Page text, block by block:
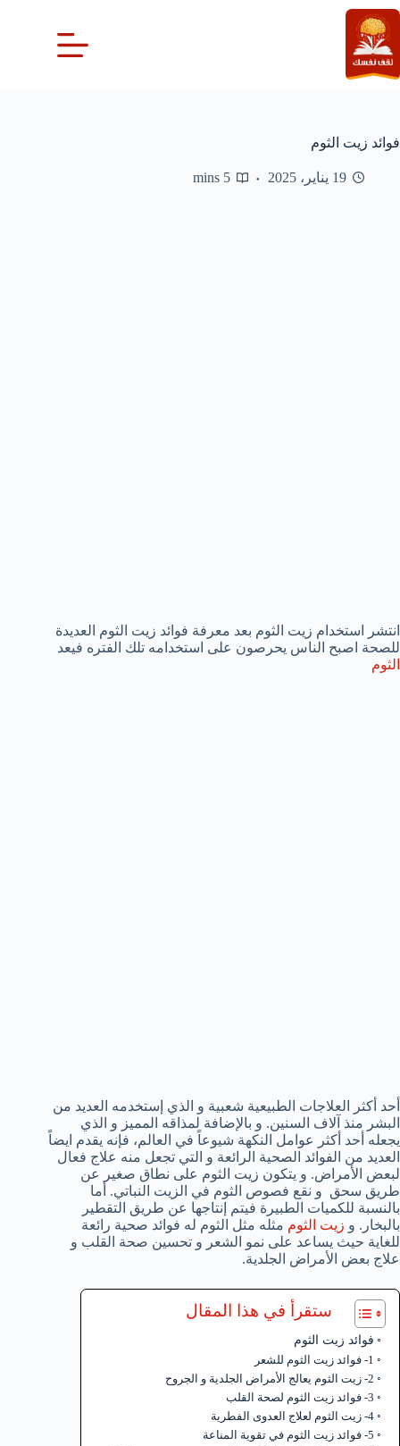
التجاوز
إلى
المحتوى
فوائد زيت الثوم
19 يناير، 2025 5 mins
انتشر استخدام زيت الثوم بعد معرفة فوائد زيت الثوم العديدة
للصحة اصبح الناس يحرصون على استخدامه تلك الفتره فيعد
الثوم
أحد أكثر العلاجات الطبيعية شعبية و الذي إستخدمه العديد من
البشر منذ آلاف السنين. و بالإضافة لمذاقه المميز و الذي
يجعله أحد أكثر عوامل النكهة شيوعاً في العالم، فإنه يقدم ايضاً
العديد من الفوائد الصحية الرائعة و التي تجعل منه علاج فعال
لبعض الأمراض. و يتكون زيت الثوم على نطاق صغير عن
طريق سحق و نقع فصوص الثوم في الزيت النباتي. أما
بالنسبة للكميات الطبيرة فيتم إنتاجها عن طريق التقطير
بالبخار. و زيت الثوم مثله مثل الثوم له فوائد صحية رائعة
للغاية حيث يساعد على نمو الشعر و تحسين صحة القلب و
علاج بعض الأمراض الجلدية.
ستقرأ في هذا المقال
فوائد زيت الثوم
1- فوائد زيت الثوم للشعر
2- زيت الثوم يعالج الأمراض الجلدية و الجروح
3- فوائد زيت الثوم لصحة القلب
4- زيت الثوم لعلاج العدوى الفطرية
5- فوائد زيت الثوم في تقوية المناعة